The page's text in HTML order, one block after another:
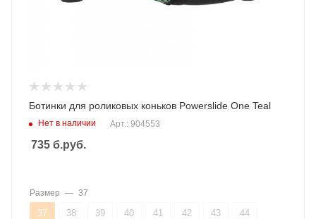
Ботинки для роликовых коньков Powerslide One Teal
Нет в наличии Арт.: 904553
735 б.руб.
Размер — 37
37 38 39 40 41 42 43 44